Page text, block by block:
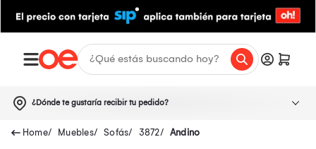
¿Dónde te gustaría recibir tu pedido?
Muebles Sofás 3872 Andino